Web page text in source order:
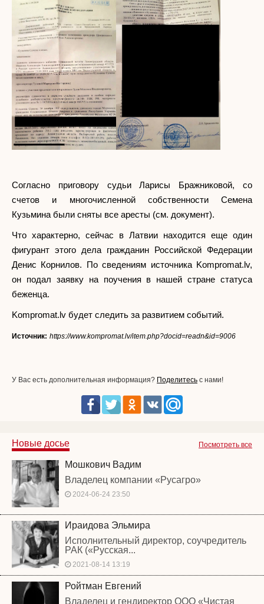
Согласно приговору судьи Ларисы Бражниковой, со
счетов и многочисленной собственности Семена
Кузьмина были сняты все аресты (см. документ).
Что характерно, сейчас в Латвии находится еще один
фигурант этого дела гражданин Российской Федерации
Денис Корнилов. По сведениям источника Kompromat.lv,
он подал заявку на поучения в нашей стране статуса
беженца.
Kompromat.lv будет следить за развитием событий.
Источник: https://www.kompromat.lv/item.php?docid=readn&id=9006
У Вас есть дополнительная информация? Поделитесь с нами!
Посмотреть все
Новые досье
Мошкович Вадим
Владелец компании «Русагро»
2024-06-24 23:50
Ираидова Эльмира
Исполнительный директор, соучредитель
РАК («Русская...
2021-08-14 13:19
Ройтман Евгений
Владелец и гендиректор ООО «Чистая